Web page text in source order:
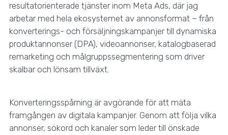
resultatorienterade tjänster inom Meta Ads, där jag
arbetar med hela ekosystemet av annonsformat – från
konverterings- och försäljningskampanjer till dynamiska
produktannonser (DPA), videoannonser, katalogbaserad
remarketing och målgruppssegmentering som driver
skalbar och lönsam tillväxt.
Konverteringsspårning är avgörande för att mäta
framgången av digitala kampanjer. Genom att följa vilka
annonser, sökord och kanaler som leder till önskade